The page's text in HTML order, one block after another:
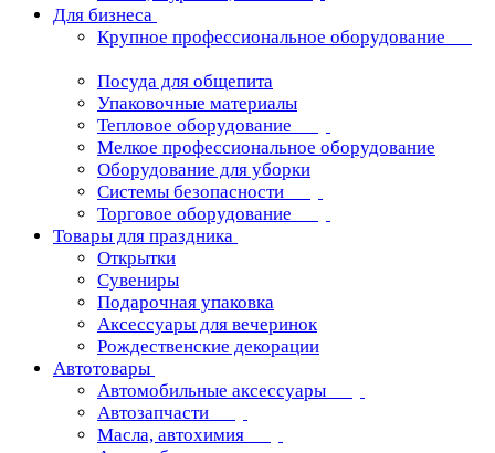
Для бизнеса
Крупное профессиональное оборудование
Посуда для общепита
Упаковочные материалы
Тепловое оборудование
Мелкое профессиональное оборудование
Оборудование для уборки
Системы безопасности
Торговое оборудование
Товары для праздника
Открытки
Сувениры
Подарочная упаковка
Аксессуары для вечеринок
Рождественские декорации
Автотовары
Автомобильные аксессуары
Автозапчасти
Масла, автохимия